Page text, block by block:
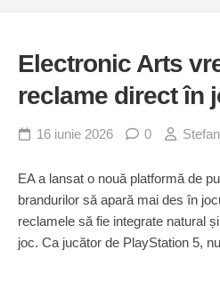
Electronic Arts
reclame direct în
16 iunie 2026 0 Stefan
EA a lansat o nouă platformă de
brandurilor să apară mai des în
reclamele să fie integrate natural
joc. Ca jucător de PlayStation 5,